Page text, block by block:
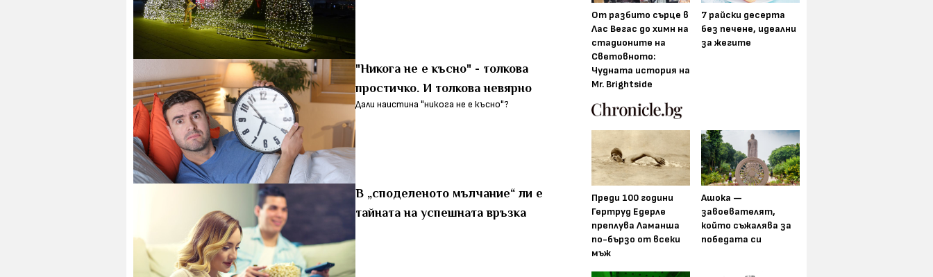
"Никога не е късно" - толкова
простичко. И толкова невярно
Дали наистина "никога не е късно"?
В „споделеното мълчание“ ли е
тайната на успешната връзка
От разбито сърце в
Лас Вегас до химн на
стадионите на
Световното:
Чудната история на
Mr. Brightside
7 райски десерта
без печене, идеални
за жегите
Преди 100 години
Гертруд Едерле
преплува Ламанша
по-бързо от всеки
мъж
Ашока —
завоевателят,
който съжалява за
победата си